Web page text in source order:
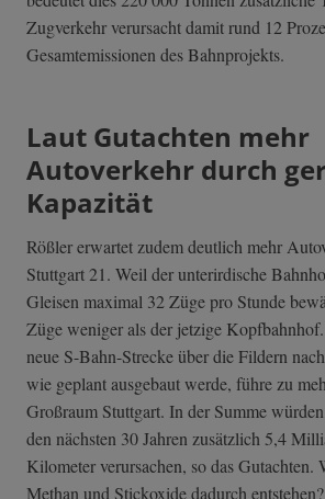
Zugverkehr verursacht damit rund 12
Gesamtemissionen des Bahnprojekts.
Laut Gutachten mehr
Autoverkehr durch
Kapazität
Rößler erwartet zudem deutlich mehr
Stuttgart 21. Weil der unterirdische
Gleisen maximal 32 Züge pro Stunde
Züge weniger als der jetzige
neue S-Bahn-Strecke über die Fildern
wie geplant ausgebaut werde, führe zu
Großraum Stuttgart. In der Summe
den nächsten 30 Jahren zusätzlich 5,4
Kilometer verursachen, so das Gutachten.
Methan und Stickoxide dadurch